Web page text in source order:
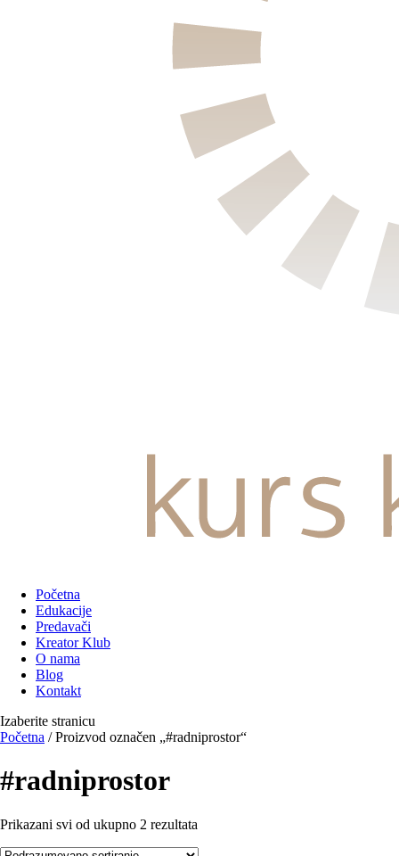
Početna
Edukacije
Predavači
Kreator Klub
O nama
Blog
Kontakt
Izaberite stranicu
Početna / Proizvod označen „#radniprostor“
#radniprostor
Prikazani svi od ukupno 2 rezultata